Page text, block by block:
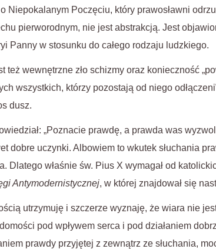
Niepokalanym Poczęciu, który prawosławni
pierworodnym, nie jest abstrakcją. Jest
Panny w stosunku do całego rodzaju ludzkiego.
też wewnętrzne zło schizmy oraz konieczność
wszystkich, którzy pozostają od niego
dusz.
„Poznacie prawdę, a prawda was
dobre uczynki. Albowiem to wkutek słuchania
Dlatego właśnie św. Pius X wymagał od
Antymodernistycznej, w której znajdował się
utrzymuję i szczerze wyznaję, że wiara nie
pod wpływem serca i pod działaniem
prawdy przyjętej z zewnątrz ze słuchania,